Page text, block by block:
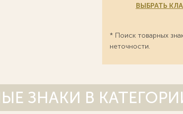
ВЫБРАТЬ
* Поиск товарных
неточности.
ЗНАКИ В